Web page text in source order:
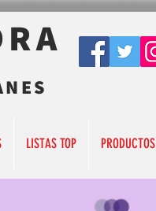
LISTAS TOP PRODUCTOS